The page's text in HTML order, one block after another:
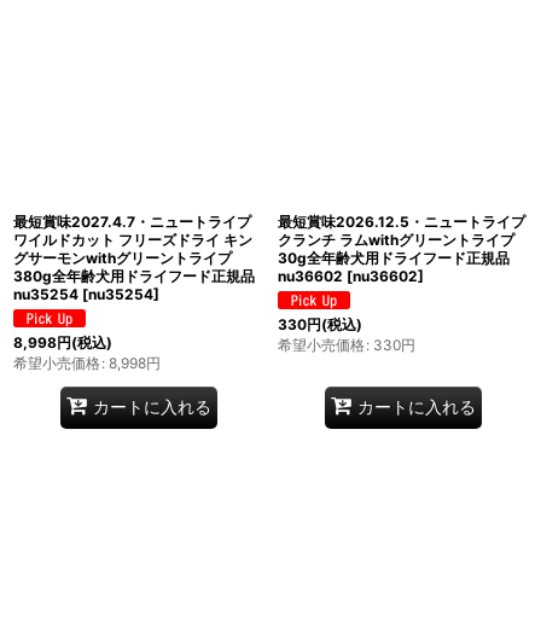
最短賞味2027.4.7・ニュートライプ
ワイルドカット フリーズドライ キン
グサーモンwithグリーントライプ
380g全年齢犬用ドライフード正規品
nu35254 [nu35254]
8,998円(税込)
希望小売価格: 8,998円
カートに入れる
最短賞味2026.12.5・ニュートライプ
クランチ ラムwithグリーントライプ
30g全年齢犬用ドライフード正規品
nu36602 [nu36602]
330円(税込)
希望小売価格: 330円
カートに入れる